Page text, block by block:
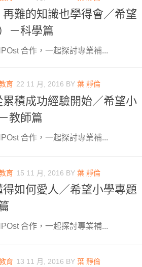
難的知識也學得會／希望
－科學篇
合作，一起探討專業補...
育 22 11 月, 2016 BY 葉 靜倫
積成功經驗開始／希望小
教師篇
合作，一起探討專業補...
育 15 11 月, 2016 BY 葉 靜倫
如何愛人／希望小學專題
合作，一起探討專業補...
育 13 11 月, 2016 BY 葉 靜倫